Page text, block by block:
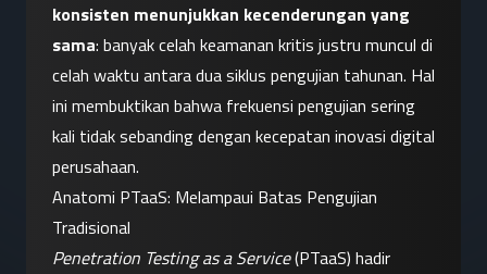
konsisten menunjukkan kecenderungan yang
sama: banyak celah keamanan kritis justru muncul di
celah waktu antara dua siklus pengujian tahunan. Hal
ini membuktikan bahwa frekuensi pengujian sering
kali tidak sebanding dengan kecepatan inovasi digital
perusahaan.
Anatomi PTaaS: Melampaui Batas Pengujian
Tradisional
Penetration Testing as a Service (PTaaS) hadir